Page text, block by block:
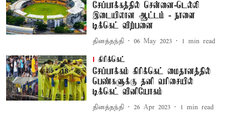
சேப்பாக்கத்தில் சென்னை-டெல்லி
இடையிலான ஆட்டம் - நாளை
டிக்கெட் விற்பனை
தினத்தந்தி 06 May 2023 1 min read
கிரிக்கெட்
சேப்பாக்கம் கிரிக்கெட் மைதானத்தில்
பெண்களுக்கு தனி வரிசையில்
டிக்கெட் வினியோகம்
தினத்தந்தி 26 Apr 2023 1 min read